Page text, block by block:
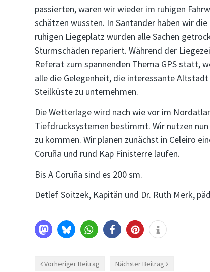
passierten, waren wir wieder im ruhigen
schätzen wussten. In Santander haben wir
ruhigen Liegeplatz wurden alle Sachen
Sturmschäden repariert. Während der
Referat zum spannenden Thema GPS statt,
alle die Gelegenheit, die interessante
Steilküste zu unternehmen.
Die Wetterlage wird nach wie vor im
Tiefdrucksystemen bestimmt. Wir nutzen
zu kommen. Wir planen zunächst in Celeiro
Coruña und rund Kap Finisterre laufen.
Bis A Coruña sind es 200 sm.
Detlef Soitzek, Kapitän und Dr. Ruth Merk,
Vorheriger Beitrag Nächster Beitrag